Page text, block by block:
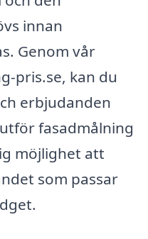
innan
Genom vår
pris.se, kan du
erbjudanden
fasadmålning
möjlighet att
som passar